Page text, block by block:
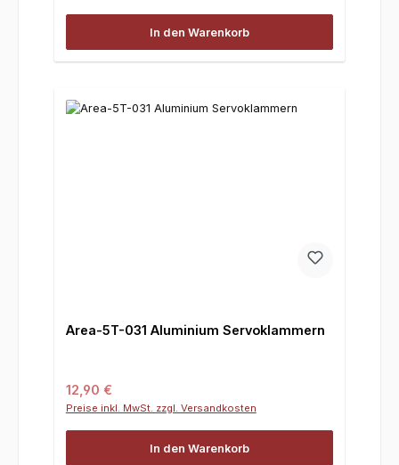
In den Warenkorb
Area-5T-031 Aluminium Servoklammern
Regulärer Preis:
12,90 €
Preise inkl. MwSt. zzgl. Versandkosten
In den Warenkorb